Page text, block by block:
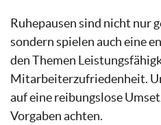
Ruhepausen sind nicht nur
sondern spielen auch eine
den Themen
Mitarbeiterzufriedenheit.
auf eine reibungslose
Vorgaben achten.